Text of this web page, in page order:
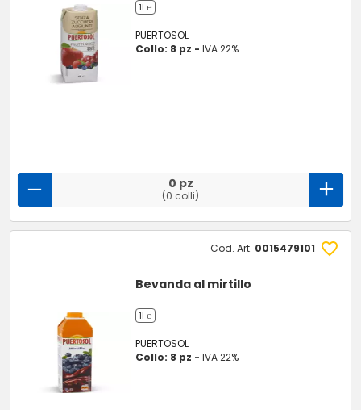
1l ℮
PUERTOSOL
Collo: 8 pz -IVA 22%
0 pz
(0 colli)
Cod. Art. 0015479101
Bevanda al mirtillo
1l ℮
PUERTOSOL
Collo: 8 pz -IVA 22%